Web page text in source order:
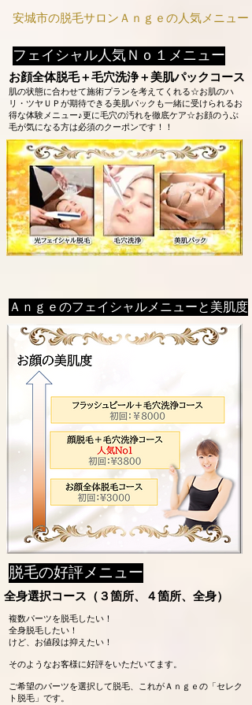
安城市の脱毛サロンＡｎｇｅの人気メニュー
フェイシャル人気Ｎｏ１メニュー
お顔全体脱毛＋毛穴洗浄＋美肌パックコース
肌の状態に合わせて施術プランを考えてくれる☆お肌のハ
リ・ツヤＵＰが期待できる美肌パックも一緒に受けられるお
得な体験メニュー♪更に毛穴の汚れを徹底ケア☆お顔のうぶ
毛が気になる方は必須のクーポンです！！
Ａｎｇｅのフェイシャルメニューと美肌度
脱毛の好評メニュー
全身選択コース（３箇所、４箇所、全身）
複数パーツを脱毛したい！
全身脱毛したい！
けど、お値段は抑えたい！
そのようなお客様に好評をいただいてます。
ご希望のパーツを選択して脱毛、これがＡｎｇｅの「セレク
ト脱毛」です。